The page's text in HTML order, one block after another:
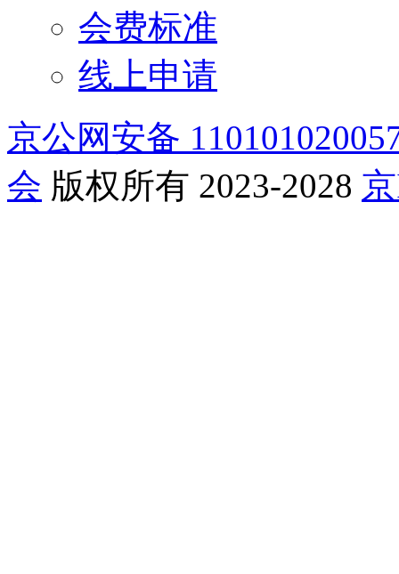
会费标准
线上申请
京公网安备
会 版权所有 2023-2028